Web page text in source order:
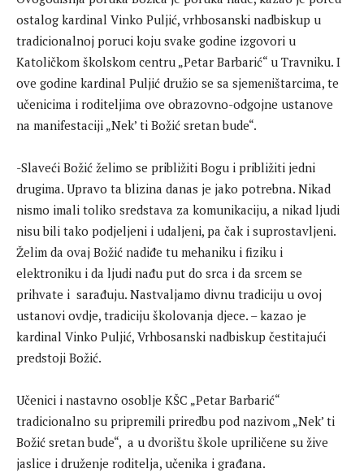
ostalog kardinal Vinko Puljić, vrhbosanski nadbiskup u
tradicionalnoj poruci koju svake godine izgovori u
Katoličkom školskom centru „Petar Barbarić“ u Travniku. I
ove godine kardinal Puljić družio se sa sjemeništarcima, te
učenicima i roditeljima ove obrazovno-odgojne ustanove
na manifestaciji „Nek’ ti Božić sretan bude“.
-Slaveći Božić želimo se približiti Bogu i približiti jedni
drugima. Upravo ta blizina danas je jako potrebna. Nikad
nismo imali toliko sredstava za komunikaciju, a nikad ljudi
nisu bili tako podjeljeni i udaljeni, pa čak i suprostavljeni.
Želim da ovaj Božić nadiđe tu mehaniku i fiziku i
elektroniku i da ljudi nađu put do srca i da srcem se
prihvate i sarađuju. Nastvaljamo divnu tradiciju u ovoj
ustanovi ovdje, tradiciju školovanja djece. – kazao je
kardinal Vinko Puljić, Vrhbosanski nadbiskup čestitajući
predstoji Božić.
Učenici i nastavno osoblje KŠC „Petar Barbarić“
tradicionalno su pripremili priredbu pod nazivom „Nek’ ti
Božić sretan bude“, a u dvorištu škole upriličene su žive
jaslice i druženje roditelja, učenika i građana.